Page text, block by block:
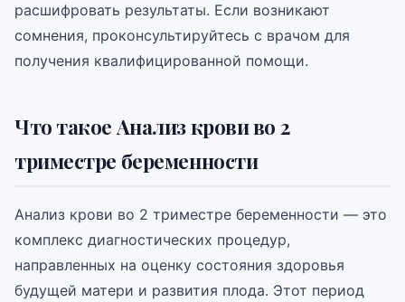
расшифровать результаты. Если возникают
сомнения, проконсультируйтесь с врачом для
получения квалифицированной помощи.
Что такое Анализ крови во 2
триместре беременности
Анализ крови во 2 триместре беременности — это
комплекс диагностических процедур,
направленных на оценку состояния здоровья
будущей матери и развития плода. Этот период